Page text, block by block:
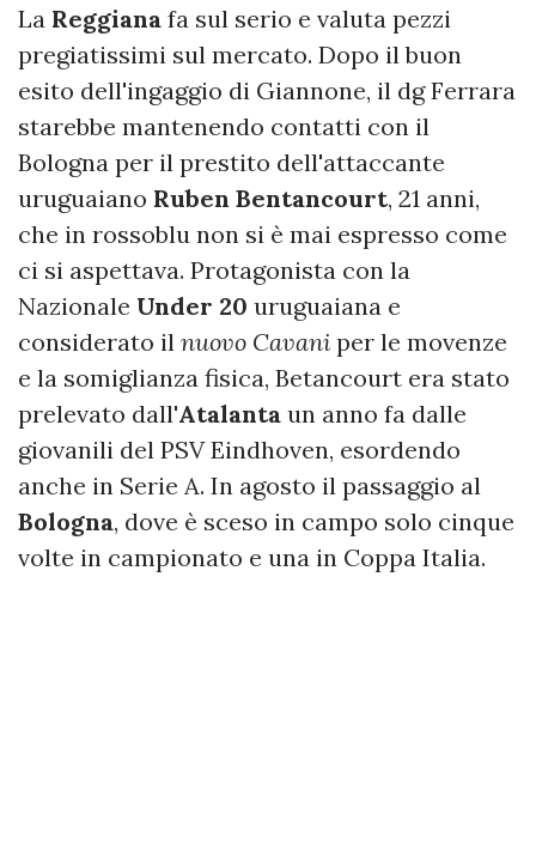
La Reggiana fa sul serio e valuta pezzi
pregiatissimi sul mercato. Dopo il buon
esito dell'ingaggio di Giannone, il dg Ferrara
starebbe mantenendo contatti con il
Bologna per il prestito dell'attaccante
uruguaiano Ruben Bentancourt, 21 anni,
che in rossoblu non si è mai espresso come
ci si aspettava. Protagonista con la
Nazionale Under 20 uruguaiana e
considerato il nuovo Cavani per le movenze
e la somiglianza fisica, Betancourt era stato
prelevato dall'Atalanta un anno fa dalle
giovanili del PSV Eindhoven, esordendo
anche in Serie A. In agosto il passaggio al
Bologna, dove è sceso in campo solo cinque
volte in campionato e una in Coppa Italia.